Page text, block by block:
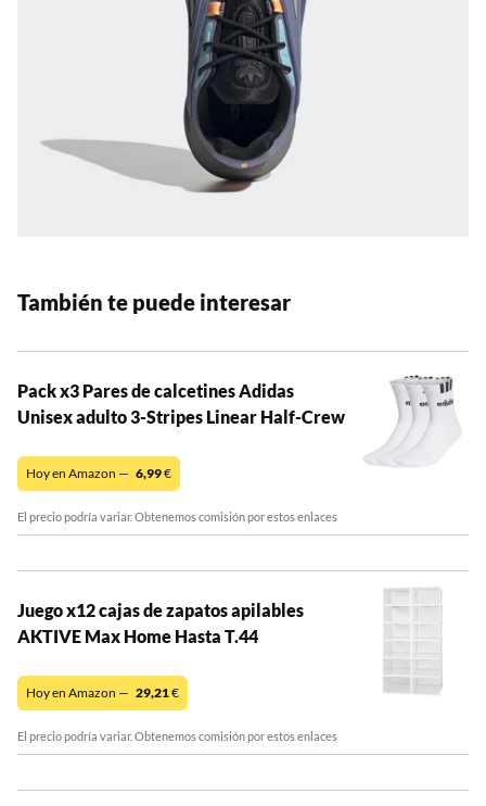
También te puede interesar
Pack x3 Pares de calcetines Adidas
Unisex adulto 3-Stripes Linear Half-Crew
Hoy en Amazon — 6,99€
El precio podría variar. Obtenemos comisión por estos enlaces
Juego x12 cajas de zapatos apilables
AKTIVE Max Home Hasta T.44
Hoy en Amazon — 29,21€
El precio podría variar. Obtenemos comisión por estos enlaces